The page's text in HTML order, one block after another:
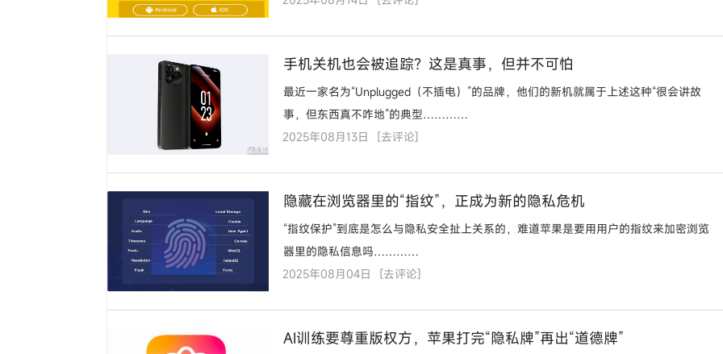
手机关机也会被追踪？这是真事，但并不可怕
​最近一家名为“Unplugged（不插电）”的品牌，他们的新机就属于上述这种“很会讲故
事，但东西真不咋地”的典型…………
2025年08月13日
[去评论]
隐藏在浏览器里的“指纹”，正成为新的隐私危机
“指纹保护”到底是怎么与隐私安全扯上关系的，难道苹果是要用用户的指纹来加密浏览
器里的隐私信息吗…………
2025年08月04日
[去评论]
AI训练要尊重版权方，苹果打完“隐私牌”再出“道德牌”